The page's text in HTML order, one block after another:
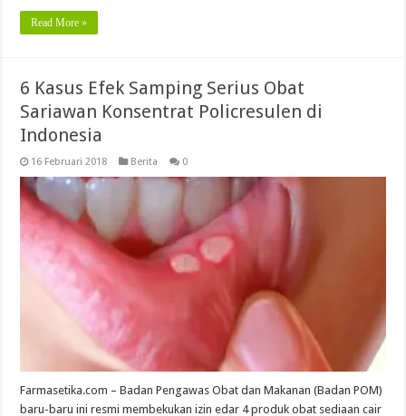
Read More »
6 Kasus Efek Samping Serius Obat
Sariawan Konsentrat Policresulen di
Indonesia
16 Februari 2018 Berita 0
Farmasetika.com – Badan Pengawas Obat dan Makanan (Badan POM)
baru-baru ini resmi membekukan izin edar 4 produk obat sediaan cair